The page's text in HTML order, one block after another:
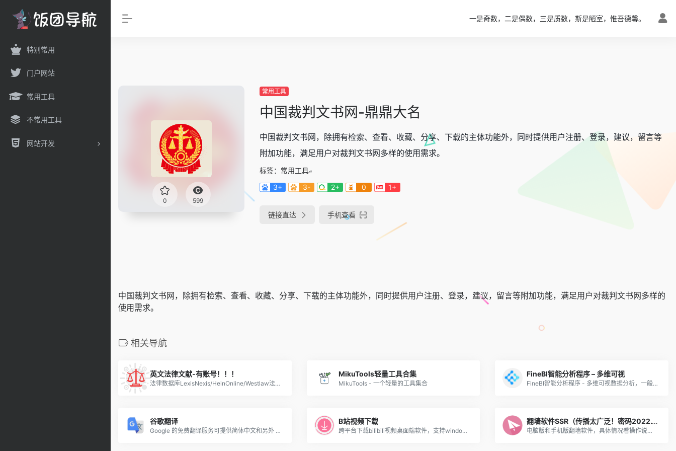
特别常用
门户网站
常用工具
不常用工具
网站开发
一是奇数，二是偶数，三是质数，斯是陋室，惟吾德馨。
0 599
常用工具
中国裁判文书网-鼎鼎大名
中国裁判文书网，除拥有检索、查看、收藏、分享、下载的主体功能外，同时提供用户注册、登录，建议，留言等
附加功能，满足用户对裁判文书网多样的使用需求。
标签： 常用工具
3+
3- 2+ 0 1+
链接直达 手机查看
中国裁判文书网，除拥有检索、查看、收藏、分享、下载的主体功能外，同时提供用户注册、登录，建议，留言等附加功能，满足用户对裁判文书网多样的
使用需求。
相关导航
英文法律文献-有账号！！！
法律数据库LexisNexis/HeinOnline/Westlaw法信万律律商
MikuTools轻量工具合集
MikuTools - 一个轻量的工具集合
FineBI智能分析程序 – 多维可视
FineBI智能分析程序 - 多维可视数据分析，一般用不到，用到就是大用途。而且这个分析工具，你会用，其他人不会用就是极大的优势。
谷歌翻译
Google 的免费翻译服务可提供简体中文和另外 100 多种语言之间的互译功能，可让您即时翻译字词、短语和网页内容。
B站视频下载
跨平台下载bilibili视频桌面端软件，支持windows、macOS、Linux，界面简单非常好用。
翻墙软件SSR（传播太广泛！密码2022.11.8已更改，不对外提供！）
电脑版和手机版翻墙软件，具体情况看操作说明，注意不要外传！！！